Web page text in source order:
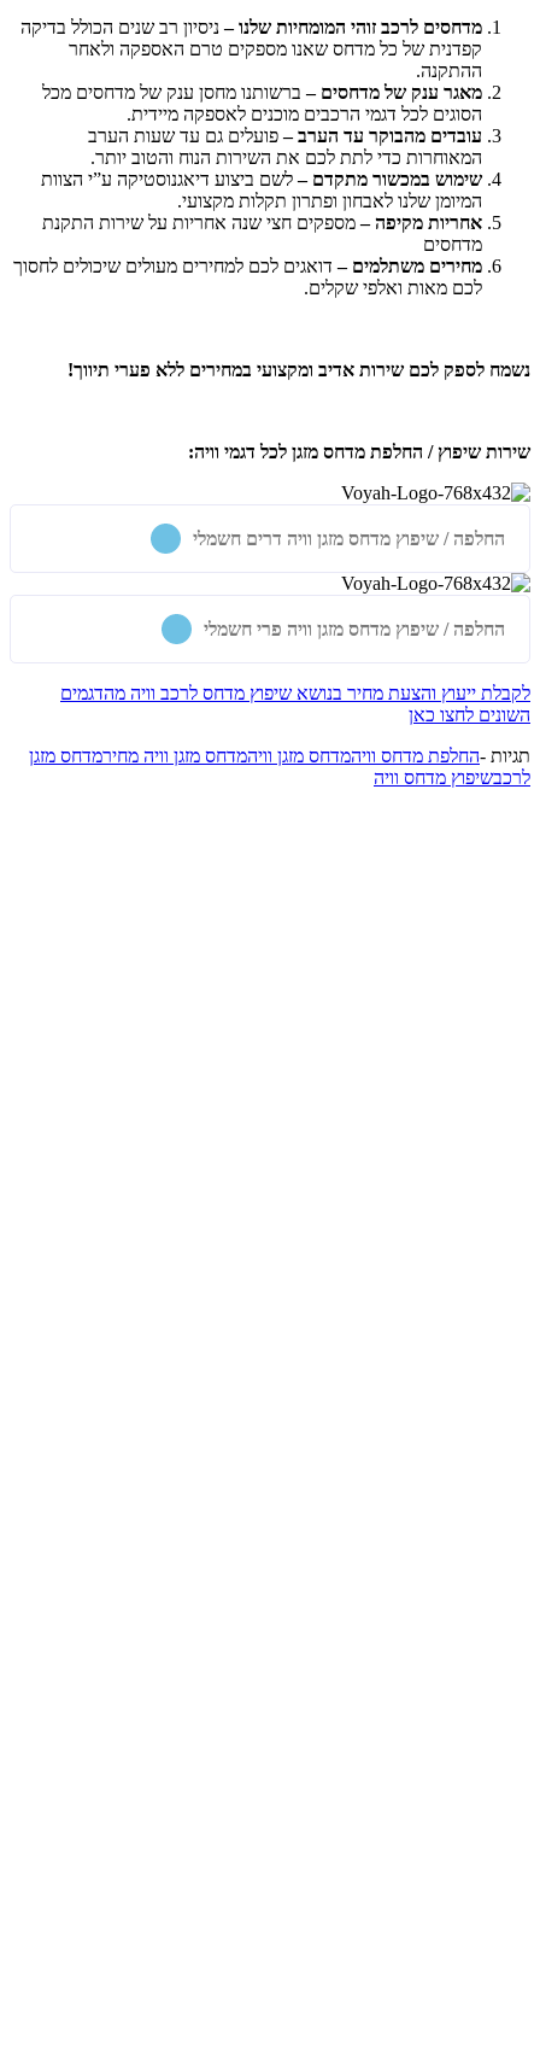
מדחסים לרכב זוהי המומחיות שלנו – ניסיון רב שנים הכולל בדיקה
קפדנית של כל מדחס שאנו מספקים טרם האספקה ולאחר
ההתקנה.
מאגר ענק של מדחסים –ברשותנו מחסן ענק של מדחסים מכל
הסוגים לכל דגמי הרכבים מוכנים לאספקה מיידית.
עובדים מהבוקר עד הערב –פועלים גם עד שעות הערב
המאוחרות כדי לתת לכם את השירות הנוח והטוב יותר.
שימוש במכשור מתקדם –לשם ביצוע דיאגנוסטיקה ע”י הצוות
המיומן שלנו לאבחון ופתרון תקלות מקצועי.
אחריות מקיפה – מספקים חצי שנה אחריות על שירות התקנת
מדחסים
מחירים משתלמים –דואגים לכם למחירים מעולים שיכולים לחסוך
לכם מאות ואלפי שקלים.
נשמח לספק לכם שירות אדיב ומקצועי במחירים ללא פערי תיווך!
שירות שיפוץ / החלפת מדחס מזגן לכל דגמי וויה:
החלפה / שיפוץ מדחס מזגן וויה דרים חשמלי
החלפה / שיפוץ מדחס מזגן וויה פרי חשמלי
לקבלת ייעוץ והצעת מחיר בנושא שיפוץ מדחס לרכב וויה מהדגמים
השונים לחצו כאן
תגיות -החלפת מדחס וויהמדחס מזגן וויהמדחס מזגן וויה מחירמדחס מזגן
לרכבשיפוץ מדחס וויה